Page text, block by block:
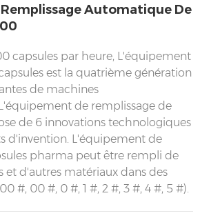
Automatique De
capsules par heure, L'équipement
est la quatrième génération
de machines
de remplissage de
de 6 innovations technologiques
d'invention. L'équipement de
pharma peut être rempli de
et d'autres matériaux dans des
#, 00 #, 0 #, 1 #, 2 #, 3 #, 4 #, 5 #).